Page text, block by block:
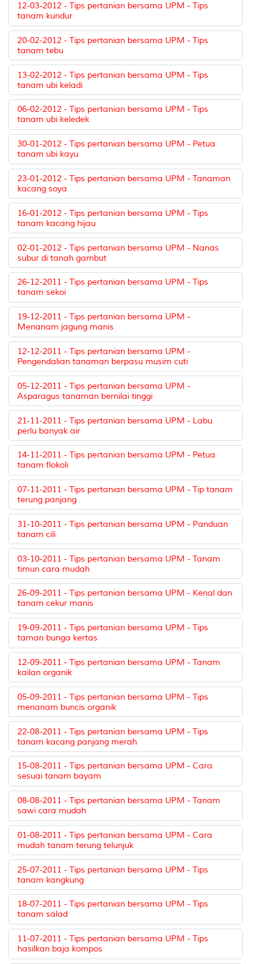
12-03-2012 - Tips pertanian bersama UPM - Tips
tanam kundur
20-02-2012 - Tips pertanian bersama UPM - Tips
tanam tebu
13-02-2012 - Tips pertanian bersama UPM - Tips
tanam ubi keladi
06-02-2012 - Tips pertanian bersama UPM - Tips
tanam ubi keledek
30-01-2012 - Tips pertanian bersama UPM - Petua
tanam ubi kayu
23-01-2012 - Tips pertanian bersama UPM - Tanaman
kacang soya
16-01-2012 - Tips pertanian bersama UPM - Tips
tanam kacang hijau
02-01-2012 - Tips pertanian bersama UPM - Nanas
subur di tanah gambut
26-12-2011 - Tips pertanian bersama UPM - Tips
tanam sekoi
19-12-2011 - Tips pertanian bersama UPM -
Menanam jagung manis
12-12-2011 - Tips pertanian bersama UPM -
Pengendalian tanaman berpasu musim cuti
05-12-2011 - Tips pertanian bersama UPM -
Asparagus tanaman bernilai tinggi
21-11-2011 - Tips pertanian bersama UPM - Labu
perlu banyak air
14-11-2011 - Tips pertanian bersama UPM - Petua
tanam flokoli
07-11-2011 - Tips pertanian bersama UPM - Tip tanam
terung panjang
31-10-2011 - Tips pertanian bersama UPM - Panduan
tanam cili
03-10-2011 - Tips pertanian bersama UPM - Tanam
timun cara mudah
26-09-2011 - Tips pertanian bersama UPM - Kenal dan
tanam cekur manis
19-09-2011 - Tips pertanian bersama UPM - Tips
taman bunga kertas
12-09-2011 - Tips pertanian bersama UPM - Tanam
kailan organik
05-09-2011 - Tips pertanian bersama UPM - Tips
menanam buncis organik
22-08-2011 - Tips pertanian bersama UPM - Tips
tanam kacang panjang merah
15-08-2011 - Tips pertanian bersama UPM - Cara
sesuai tanam bayam
08-08-2011 - Tips pertanian bersama UPM - Tanam
sawi cara mudah
01-08-2011 - Tips pertanian bersama UPM - Cara
mudah tanam terung telunjuk
25-07-2011 - Tips pertanian bersama UPM - Tips
tanam kangkung
18-07-2011 - Tips pertanian bersama UPM - Tips
tanam salad
11-07-2011 - Tips pertanian bersama UPM - Tips
hasilkan baja kompos